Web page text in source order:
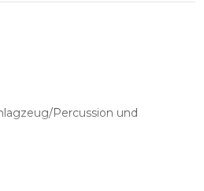
Percussion und